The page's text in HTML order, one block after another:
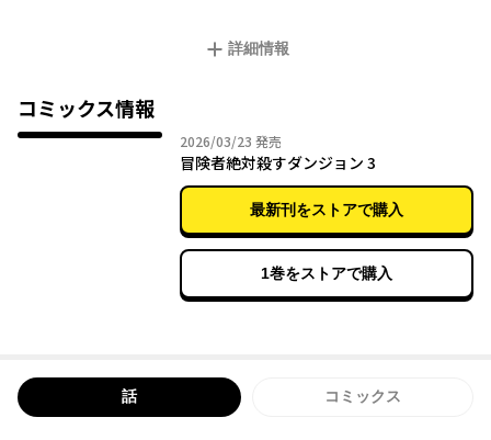
清掃や備品補充にクレーム対応。
方稼業に精を出す。
寄って集って他人の迷惑を顧みない冒険者たちに、いまダンジョ
唯一無二の痛快異世界バイトテロファンタジー、開幕!!
詳細情報
コミックス情報
2026/03/23 2026年03月23日
発売
冒険者絶対殺すダンジョン 3
最新刊をストアで購入
1巻をストアで購入
話 コミックス